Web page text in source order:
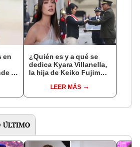
en
la
¿Quién es y a qué se
dedica Kyara Villanella,
la hija de Keiko Fujimori
nivel nacional?
LEER MÁS
ÚLTIMO